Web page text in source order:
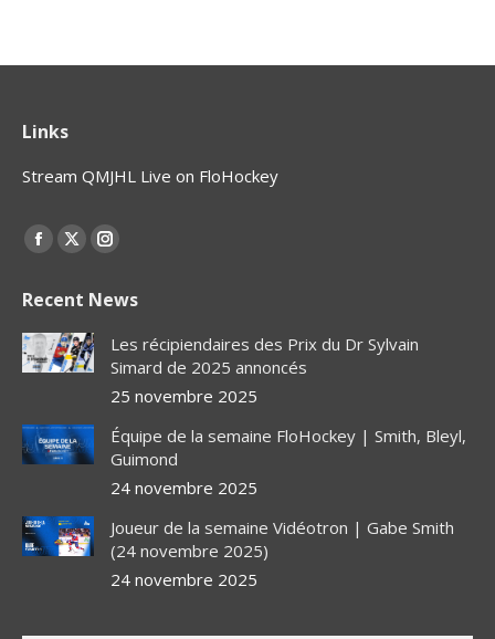
Links
Stream QMJHL Live on FloHockey
Find us on:
Facebook
opens
in
new
X
opens
in
new
window
Instagram
opens
in
new
window
Recent News
Les récipiendaires des Prix du Dr Sylvain
Simard de 2025 annoncés
25 novembre 2025
Équipe de la semaine FloHockey | Smith, Bleyl,
Guimond
24 novembre 2025
Joueur de la semaine Vidéotron | Gabe Smith
(24 novembre 2025)
24 novembre 2025